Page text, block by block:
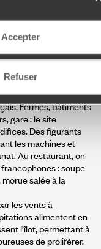
Accepter
Refuser
acadien
quelque part
à la découverte du
Fermes, bâtiments
gare : le site
Des figurants
les machines et
Au restaurant, on
: soupe
salée à la
les vents à
alimentent en
l’îlot, permettant à
de proliférer.